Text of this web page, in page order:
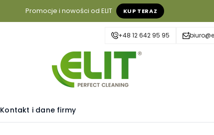
Promocje i nowości od ELIT KUP TERAZ
+48 12 642 95 95
Kontakt i dane firmy